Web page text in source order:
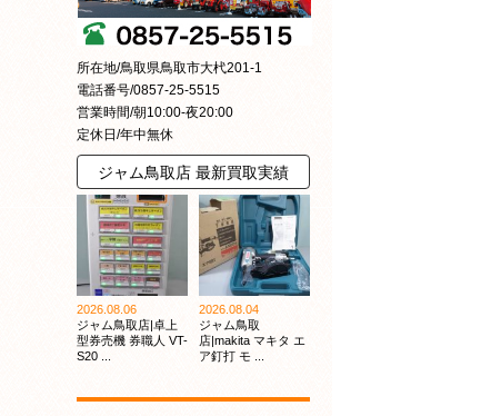
所在地/鳥取県鳥取市大杙201-1
電話番号/0857-25-5515
営業時間/朝10:00-夜20:00
定休日/年中無休
ジャム鳥取店 最新買取実績
2026.08.06
ジャム鳥取店|卓上
型券売機 券職人 VT-
S20 ...
2026.08.04
ジャム鳥取
店|makita マキタ エ
ア釘打 モ ...